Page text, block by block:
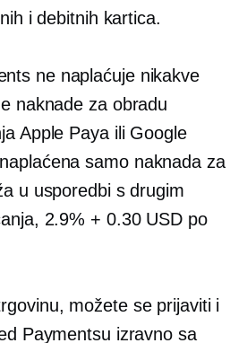
i debitnih kartica.
ne naplaćuje nikakve
naknade za obradu
Apple Paya ili Google
samo naknada za
u usporedbi s drugim
2.9% + 0.30 USD po
možete se prijaviti i
Paymentsu izravno sa